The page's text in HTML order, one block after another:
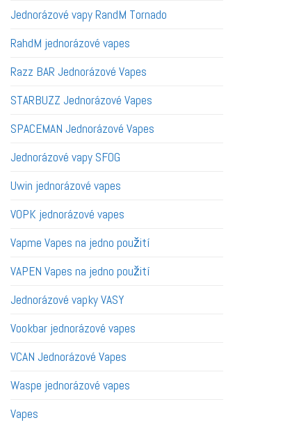
Jednorázové vapy RandM Tornado
RahdM jednorázové vapes
Razz BAR Jednorázové Vapes
STARBUZZ Jednorázové Vapes
SPACEMAN Jednorázové Vapes
Jednorázové vapy SFOG
Uwin jednorázové vapes
VOPK jednorázové vapes
Vapme Vapes na jedno použití
VAPEN Vapes na jedno použití
Jednorázové vapky VASY
Vookbar jednorázové vapes
VCAN Jednorázové Vapes
Waspe jednorázové vapes
Vapes